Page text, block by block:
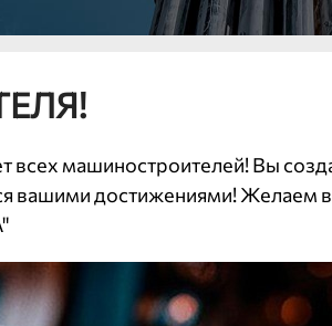
машиностроителей! Вы
вашими достижениями! Желаем